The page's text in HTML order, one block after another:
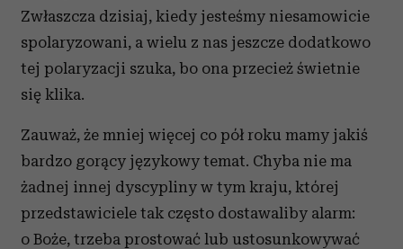
Zwłaszcza dzisiaj, kiedy jesteśmy niesamowicie
spolaryzowani, a wielu z nas jeszcze dodatkowo
tej polaryzacji szuka, bo ona przecież świetnie
się klika.
Zauważ, że mniej więcej co pół roku mamy jakiś
bardzo gorący językowy temat. Chyba nie ma
żadnej innej dyscypliny w tym kraju, której
przedstawiciele tak często dostawaliby alarm:
o Boże, trzeba prostować lub ustosunkowywać